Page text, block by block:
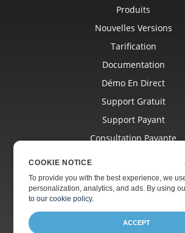
Produits
Nouvelles Versions
Tarification
Documentation
Démo En Direct
Support Gratuit
Support Payant
Consultation Payante
Sites Web
À Propos
COOKIE NOTICE
To provide you with the best experience, we
personalization, analytics, and ads. By using
toour cookie policy.
ACCEPT